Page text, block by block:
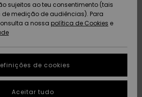
Artigos
recém-
chegados
Coleções
Artigos
recém-
chegados
Highlights
Community
Protecção de
dados
Guia de
tamanhos
conversa para
sujeitos ao teu consentimento (tais
de medição de audiências). Para
a nossa política de Cookies e
de cookies
Aceitar tudo